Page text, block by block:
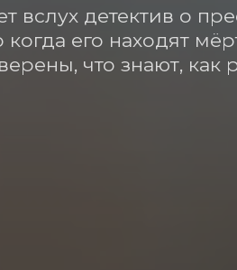
вслух детектив о
его находят
что знают, как